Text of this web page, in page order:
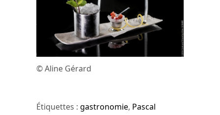
© Aline Gérard
Étiquettes : gastronomie, Pascal